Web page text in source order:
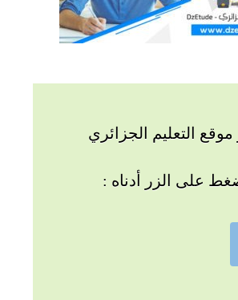
التعليم الجزائري
على الزر أدناه :